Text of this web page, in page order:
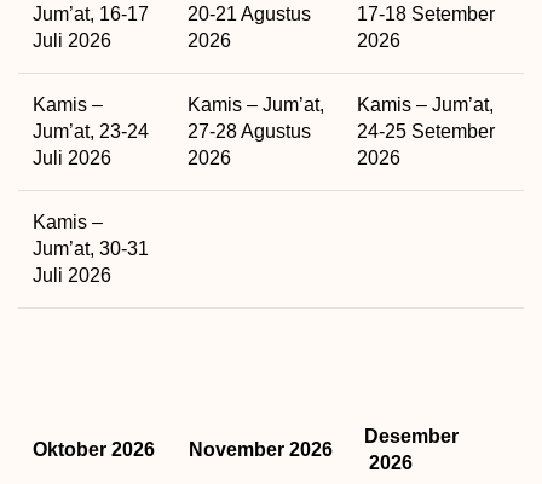
Jum’at, 16-17
Juli 2026
20-21 Agustus
2026
17-18 Setember
2026
Kamis –
Jum’at, 23-24
Juli 2026
Kamis – Jum’at,
27-28 Agustus
2026
Kamis – Jum’at,
24-25 Setember
2026
Kamis –
Jum’at, 30-31
Juli 2026
Oktober 2026 November 2026
Desember
2026